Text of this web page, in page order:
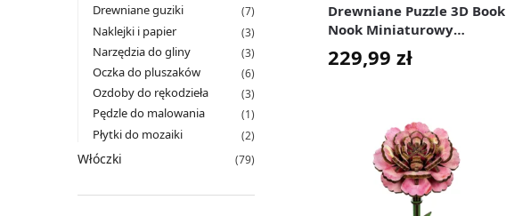
Drewniane Puzzle 3D Book
Nook Miniaturowy
Warsztat Naprawczy
Pociągów z
229,99 zł
Drewniane guziki (7)
Naklejki i papier (3)
Narzędzia do gliny (3)
Oczka do pluszaków (6)
Ozdoby do rękodzieła (3)
Pędzle do malowania (1)
Płytki do mozaiki (2)
Włóczki (79)